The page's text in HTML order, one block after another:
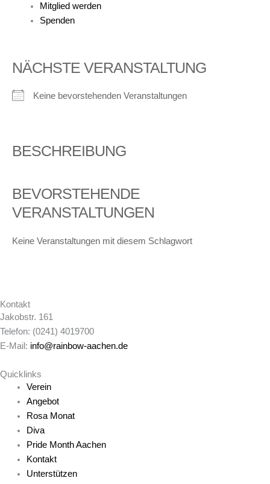
Mitglied werden
Spenden
NÄCHSTE VERANSTALTUNG
Keine bevorstehenden Veranstaltungen
BESCHREIBUNG
BEVORSTEHENDE
VERANSTALTUNGEN
Keine Veranstaltungen mit diesem Schlagwort
Kontakt
Jakobstr. 161
Telefon: (0241) 4019700
E-Mail: info@rainbow-aachen.de
Quicklinks
Verein
Angebot
Rosa Monat
Diva
Pride Month Aachen
Kontakt
Unterstützen